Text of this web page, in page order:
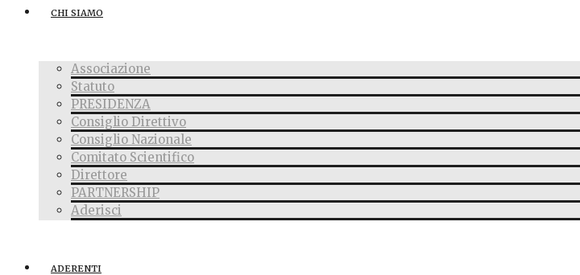
CHI SIAMO
Associazione
Statuto
PRESIDENZA
Consiglio Direttivo
Consiglio Nazionale
Comitato Scientifico
Direttore
PARTNERSHIP
Aderisci
ADERENTI